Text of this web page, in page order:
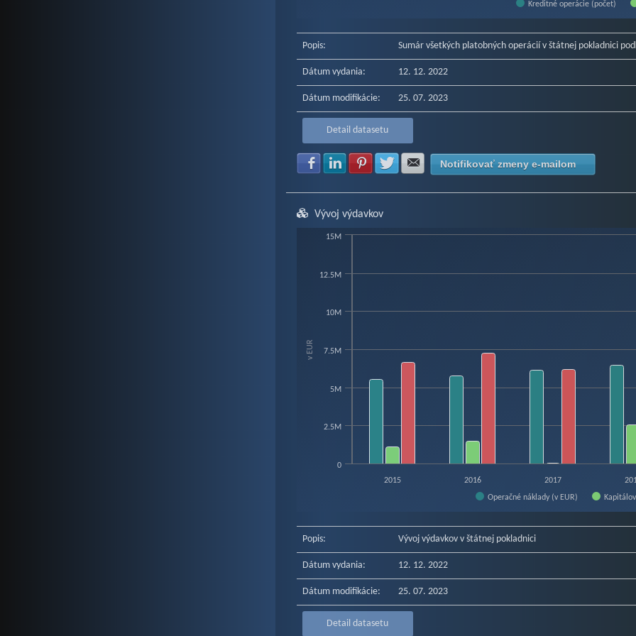
Kreditné operácie (počet)
Popis: Sumár všetkých platobných operácií v štátnej pokladnici
Dátum vydania: 12. 12. 2022
Dátum modifikácie: 25. 07. 2023
Detail datasetu
Zdielať na Facebook
Zdielať na LinkedIn
Zdielať na Pinterest
Zdielať na Twitter
Zdielať na E-mail
Notifikovať zmeny e-mailom
Vývoj výdavkov
Chart
v EUR
Operačné náklady (v EUR)
2015 2016 2017
0
2.5M
5M
7.5M
10M
12.5M
15M
Popis: Vývoj výdavkov v štátnej pokladnici
Dátum vydania: 12. 12. 2022
Dátum modifikácie: 25. 07. 2023
Detail datasetu